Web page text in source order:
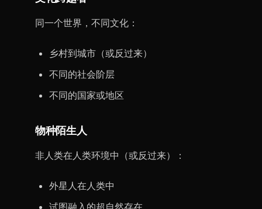
同一个世界，不同文化：
乡村到城市（或反过来）
不同的社会阶层
不同的国家或地区
物种陌生人
非人类在人类环境中（或反过来）：
外星人在人类中
试图融入的超自然存在